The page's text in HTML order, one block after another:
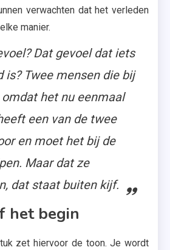
verwachten dat het verleden
manier.
Dat gevoel dat iets
is? Twee mensen die bij
het nu eenmaal
een van de twee
en moet het bij de
Maar dat ze
dat staat buiten kijf.
het begin
zet hiervoor de toon. Je wordt